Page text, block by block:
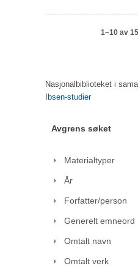
1–10 av 15
Nasjonalbiblioteket i
Ibsen-studier
Avgrens søket
Materialtyper
År
Forfatter/person
Generelt emneord
Omtalt navn
Omtalt verk